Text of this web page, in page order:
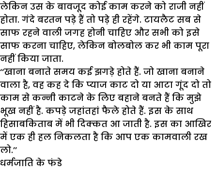
लेकिन उस के बावजूद कोई काम करने को राजी नहीं
होता. गंदे बरतन पड़े हैं तो पड़े ही रहेंगे. टायलैट सब से
साफ रहने वाली जगह होनी चाहिए और सभी को इसे
साफ करना चाहिए, लेकिन बोलबोल कर भी काम पूरा
नहीं किया जाता.
‘‘खाना बनाते समय कई झगड़े होते हैं. जो खाना बनाने
वाला है, वह कह दे कि प्याज काट दो या आटा गूंद दो तो
काम से कन्नी काटने के लिए बहाने बनते हैं कि मुझे
भूख नहीं है. कपड़े जहांतहां फैले होते हैं. इस के साथ
हिसाबकिताब में भी दिक्कत आ जाती है. इस का आखिर
में एक ही हल निकलता है कि आप एक कामवाली रख
लो.’’
धर्मजाति के फंडे